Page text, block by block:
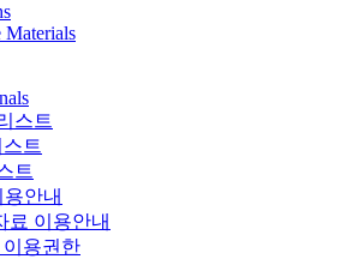
Materials
스트
트
트
안내
료 이용안내
용권한